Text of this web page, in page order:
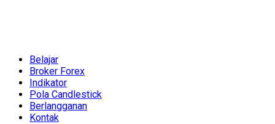
Belajar
Broker Forex
Indikator
Pola Candlestick
Berlangganan
Kontak